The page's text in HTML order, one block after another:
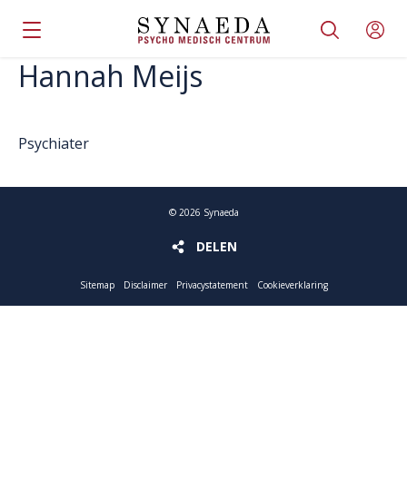
Hannah Meijs
Psychiater
© 2026 Synaeda
DELEN
DELEN
Sitemap Disclaimer Privacystatement Cookieverklaring